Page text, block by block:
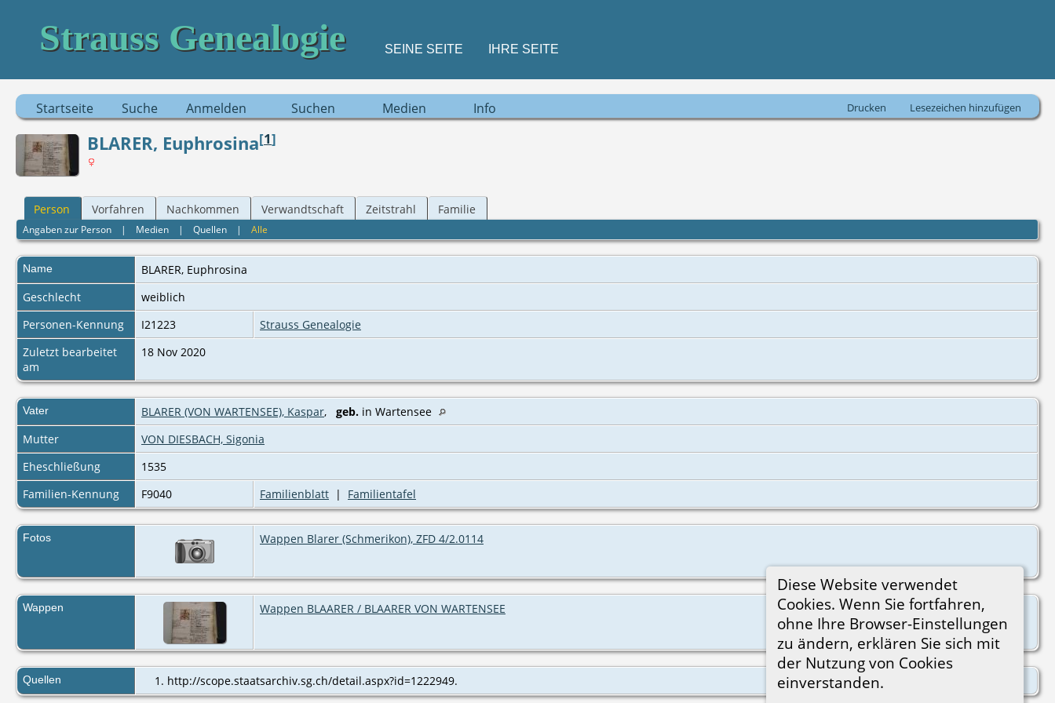
Strauss Genealogie SEINE SEITE IHRE SEITE
Startseite Suche Anmelden Suchen Medien Info Drucken Lesezeichen hinzufügen
Diese Website verwendet
Cookies. Wenn Sie fortfahren,
ohne Ihre Browser-Einstellungen
zu ändern, erklären Sie sich mit
der Nutzung von Cookies
einverstanden.
BLARER, Euphrosina[1]
Person Vorfahren Nachkommen Verwandtschaft Zeitstrahl Familie
Angaben zur Person | Medien |Quellen |Alle
Name BLARER, Euphrosina
Geschlecht
weiblich
Personen-Kennung
I21223
Strauss Genealogie
Zuletzt bearbeitet
am
18 Nov 2020
Vater BLARER (VON WARTENSEE), Kaspar, geb. in Wartensee
Mutter
VON DIESBACH, Sigonia
Eheschließung
1535
Familien-Kennung
F9040 Familienblatt | Familientafel
Fotos Wappen Blarer (Schmerikon), ZFD 4/2.0114
Wappen Wappen BLAARER / BLAARER VON WARTENSEE
Quellen http://scope.staatsarchiv.sg.ch/detail.aspx?id=1222949.